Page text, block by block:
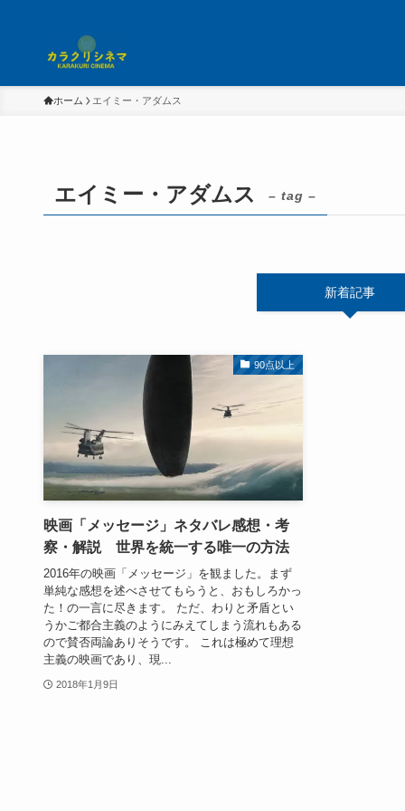
ホーム エイミー・アダムス
エイミー・アダムス – tag –
新着記事
90点以上
映画「メッセージ」ネタバレ感想・考
察・解説 世界を統一する唯一の方法
2016年の映画「メッセージ」を観ました。まず
単純な感想を述べさせてもらうと、おもしろかっ
た！の一言に尽きます。 ただ、わりと矛盾とい
うかご都合主義のようにみえてしまう流れもある
ので賛否両論ありそうです。 これは極めて理想
主義の映画であり、現...
2018年1月9日